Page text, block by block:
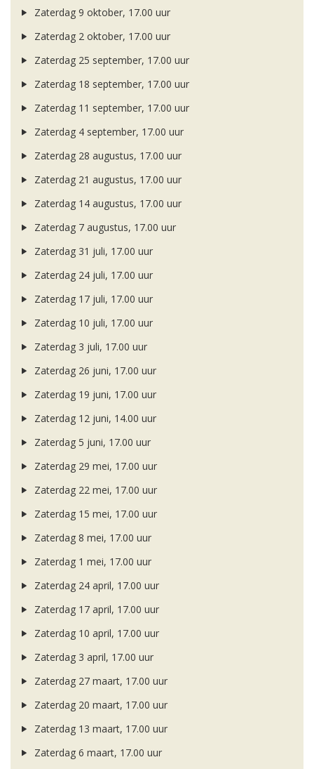
Zaterdag 9 oktober, 17.00 uur
Zaterdag 2 oktober, 17.00 uur
Zaterdag 25 september, 17.00 uur
Zaterdag 18 september, 17.00 uur
Zaterdag 11 september, 17.00 uur
Zaterdag 4 september, 17.00 uur
Zaterdag 28 augustus, 17.00 uur
Zaterdag 21 augustus, 17.00 uur
Zaterdag 14 augustus, 17.00 uur
Zaterdag 7 augustus, 17.00 uur
Zaterdag 31 juli, 17.00 uur
Zaterdag 24 juli, 17.00 uur
Zaterdag 17 juli, 17.00 uur
Zaterdag 10 juli, 17.00 uur
Zaterdag 3 juli, 17.00 uur
Zaterdag 26 juni, 17.00 uur
Zaterdag 19 juni, 17.00 uur
Zaterdag 12 juni, 14.00 uur
Zaterdag 5 juni, 17.00 uur
Zaterdag 29 mei, 17.00 uur
Zaterdag 22 mei, 17.00 uur
Zaterdag 15 mei, 17.00 uur
Zaterdag 8 mei, 17.00 uur
Zaterdag 1 mei, 17.00 uur
Zaterdag 24 april, 17.00 uur
Zaterdag 17 april, 17.00 uur
Zaterdag 10 april, 17.00 uur
Zaterdag 3 april, 17.00 uur
Zaterdag 27 maart, 17.00 uur
Zaterdag 20 maart, 17.00 uur
Zaterdag 13 maart, 17.00 uur
Zaterdag 6 maart, 17.00 uur